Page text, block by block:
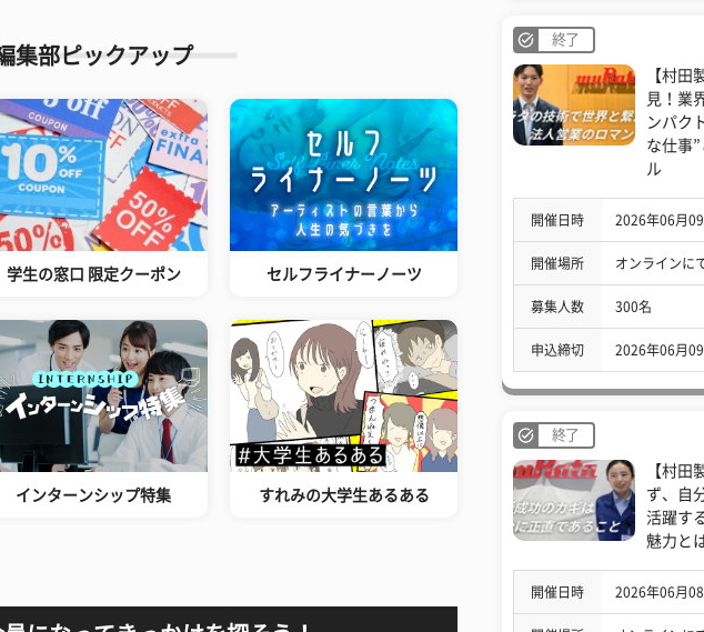
集部ピックアップ
学生の窓口 限定クーポン セルフライナーノーツ
インターンシップ特集 すれみの大学生あるある
終了
【村田
見！業
ンパク
な仕事
ル
開催日時 2026年06月
開催場所 オンラインに
募集人数 300名
申込締切 2026年06月
終了
【村田
ず、自
活躍す
魅力と
開催日時 2026年06月